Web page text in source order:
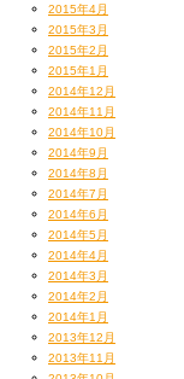
2015年4月
2015年3月
2015年2月
2015年1月
2014年12月
2014年11月
2014年10月
2014年9月
2014年8月
2014年7月
2014年6月
2014年5月
2014年4月
2014年3月
2014年2月
2014年1月
2013年12月
2013年11月